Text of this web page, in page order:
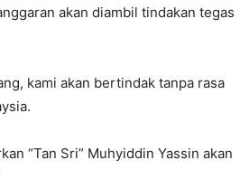
akan diambil tindakan tegas
kami akan bertindak tanpa rasa
“Tan Sri” Muhyiddin Yassin akan